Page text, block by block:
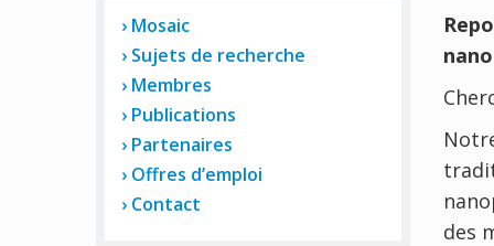
des
Mosaic
Sujets de recherche
Membres
Publications
Partenaires
Offres d’emploi
Contact